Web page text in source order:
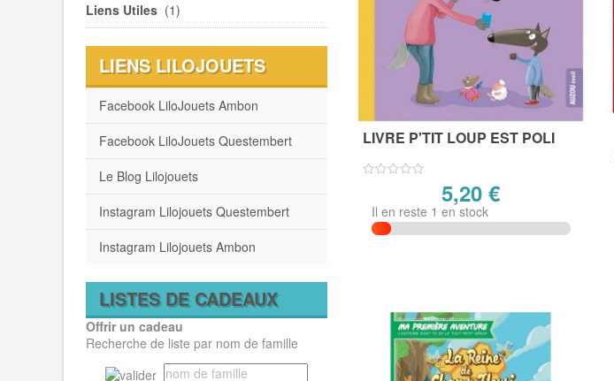
Liens Utiles (1)
LIENS LILOJOUETS
Facebook LiloJouets Ambon
Facebook LiloJouets Questembert
Le Blog Lilojouets
Instagram Lilojouets Questembert
Instagram Lilojouets Ambon
LISTES DE CADEAUX
Offrir un cadeau
Recherche de liste par nom de famille
LIVRE P'TIT LOUP EST POLI
5,20 €
Il en reste 1 en stock